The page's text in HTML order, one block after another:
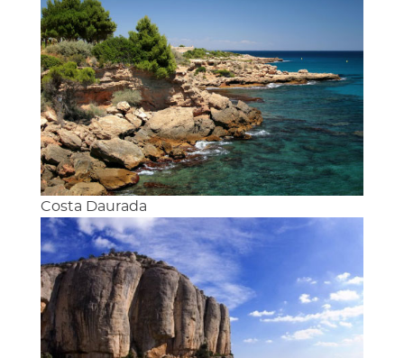
Costa Daurada